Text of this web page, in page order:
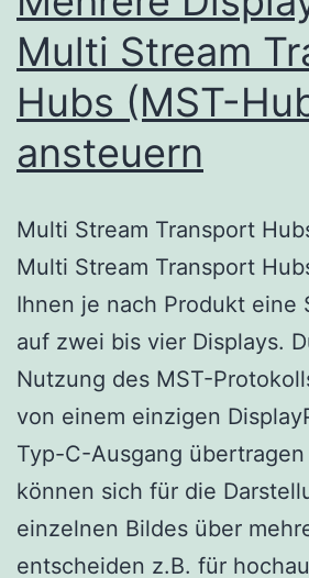
Multi Stream
Hubs (MST-
ansteuern
Multi Stream Transport
Multi Stream Transport
Ihnen je nach Produkt eine
auf zwei bis vier Displays.
Nutzung des MST-
von einem einzigen
Typ-C-Ausgang
können sich für die
einzelnen Bildes über
entscheiden z.B. für